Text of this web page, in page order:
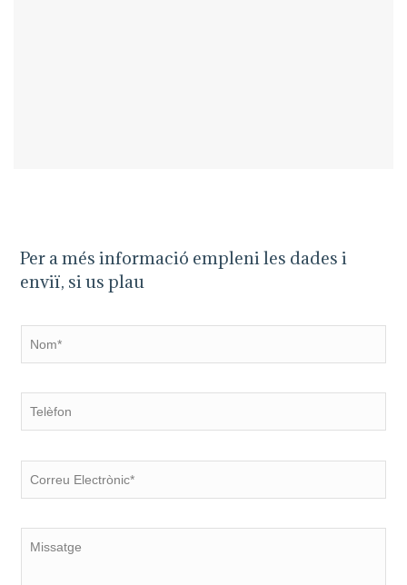
Per a més informació empleni les dades i
enviï, si us plau